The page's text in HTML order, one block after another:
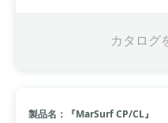
カタログ
製品名：『MarSurf CP/CL』